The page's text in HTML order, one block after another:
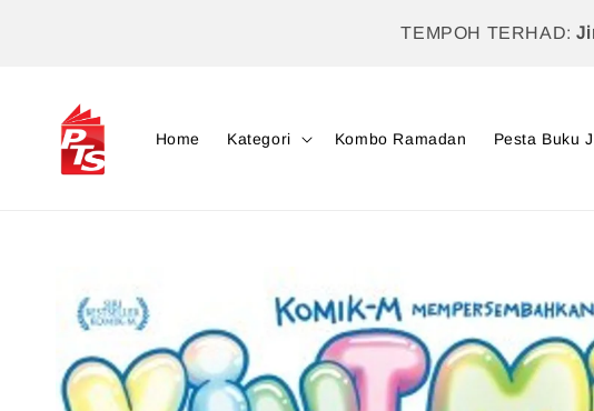
TEMPOH TERHAD:
Home Kategori Kombo Ramadan Pesta Buku